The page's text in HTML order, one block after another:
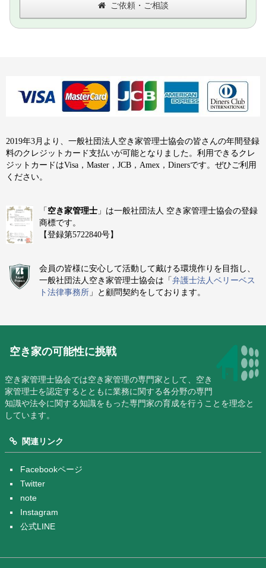
ご依頼・ご相談
2019年3月より、一般社団法人空き家管理士協会の皆さんの年間登録
料のクレジットカード支払いが可能となりました。利用できるクレ
ジットカードはVisa，Master，JCB，Amex，Dinersです。ぜひご利用
ください。
「 空き家管理士 」は一般社団法人 空き家管理士協会の登録
商標です。
【登録第5722840号】
会員の皆様に安心して活動して戴ける環境作りを目指し、
一般社団法人空き家管理士協会は「弁護士法人ベリーベス
ト法律事務所 」と顧問契約をしております。
空き家の可能性に挑戦
空き家管理士協会では空き家管理の専門家として、空き
家管理士を認定するとともに業務に関する各分野の専門
知識や法令に関する知識をもった専門家の育成を行うことを理念と
しています。
関連リンク
Facebookページ
Twitter
note
Instagram
公式LINE